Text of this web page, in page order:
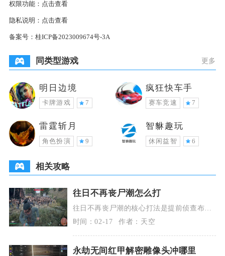
权限功能： 点击查看
隐私说明： 点击查看
备案号： 桂ICP备2023009674号-3A
同类型游戏 更多
明日边境
卡牌游戏 7
疯狂快车手
赛车竞速 7
雷霆斩月
角色扮演 9
智貅趣玩
休闲益智 6
相关攻略
往日不再丧尸潮怎么打
往日不再丧尸潮的核心打法是提前侦查布
控、依托地形拉扯、范围伤害清场、持续火
力压制、灵活逃生
时间：02-17 作者：天空
永劫无间红甲解密雕像头冲哪里